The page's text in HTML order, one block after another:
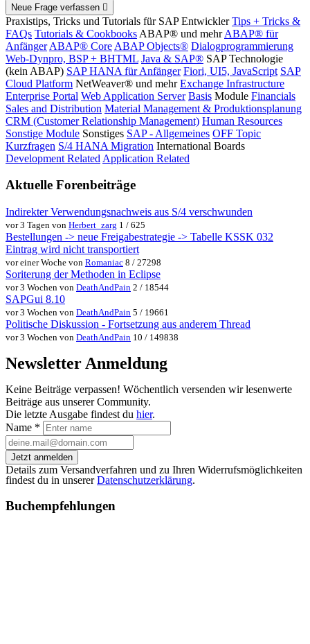
Neue Frage verfassen
Praxistips, Tricks und Tutorials für SAP Entwickler Tips + Tricks &
FAQs Tutorials & Cookbooks ABAP® und mehr ABAP® für
Anfänger ABAP® Core ABAP Objects® Dialogprogrammierung
Web-Dynpro, BSP + BHTML Java & SAP® SAP Technologie
(kein ABAP) SAP HANA für Anfänger Fiori, UI5, JavaScript SAP
Cloud Platform NetWeaver® und mehr Exchange Infrastructure
Enterprise Portal Web Application Server Basis Module Financials
Sales and Distribution Material Management & Produktionsplanung
CRM (Customer Relationship Management) Human Resources
Sonstige Module Sonstiges SAP - Allgemeines OFF Topic
Kurzfragen S/4 HANA Migration International Boards
Development Related Application Related
Aktuelle Forenbeiträge
Indirekter Verwendungsnachweis aus S/4 verschwunden
vor 3 Tagen von Herbert_zarg 1 / 625
Bestellungen -> neue Freigabestrategie -> Tabelle KSSK 032
Eintrag wird nicht transportiert
vor einer Woche von Romaniac 8 / 27298
Soriterung der Methoden in Eclipse
vor 3 Wochen von DeathAndPain 2 / 18544
SAPGui 8.10
vor 3 Wochen von DeathAndPain 5 / 19661
Politische Diskussion - Fortsetzung aus anderem Thread
vor 3 Wochen von DeathAndPain 10 / 149838
Newsletter Anmeldung
Keine Beiträge verpassen! Wöchentlich versenden wir lesenwerte
Beiträge aus unserer Community.
Die letzte Ausgabe findest du hier.
Name *
Jetzt anmelden
Details zum Versandverfahren und zu Ihren Widerrufsmöglichkeiten
findest du in unsererDatenschutzerklärung.
Buchempfehlungen